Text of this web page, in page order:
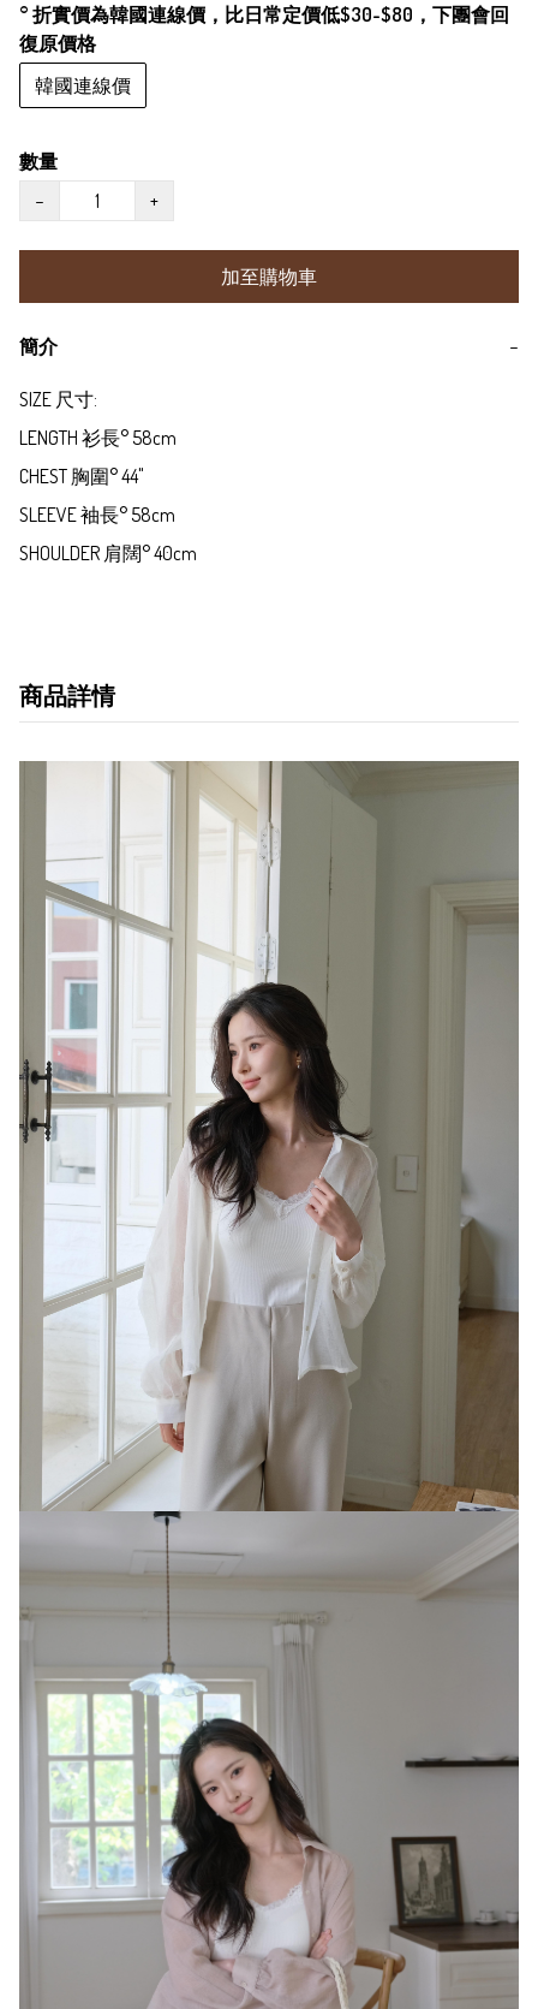
° 折實價為韓國連線價，比日常定價低$30-$80，下團會回
復原價格
韓國連線價
數量
−
+
加至購物車
簡介 −
SIZE 尺寸:
LENGTH 衫長° 58cm
CHEST 胸圍° 44"
SLEEVE 袖長° 58cm
SHOULDER 肩闊° 40cm
商品詳情